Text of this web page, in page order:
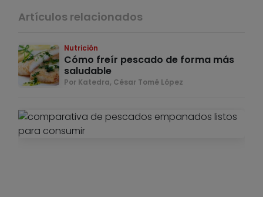
Artículos relacionados
Nutrición
Cómo freír pescado de forma más
saludable
Por Katedra, César Tomé López